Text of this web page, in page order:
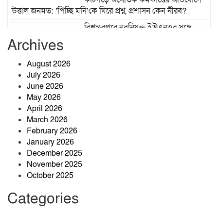
উত্তাল জনমত: ‘পিচ্ছি মনি’কে ঘিরে প্রশ্ন, প্রশাসন কেন নীরব?
বিশ্বম্ভরপুরে নবনিযুক্ত ইউএনওর সঙ্গে
উপজেলা প্রেসক্লাবের সৌজন্য সাক্ষাৎ
যাদুকাটার অবৈধ বালু উত্তোলন
Archives
August 2026
July 2026
June 2026
May 2026
April 2026
March 2026
February 2026
January 2026
December 2025
November 2025
October 2025
Categories